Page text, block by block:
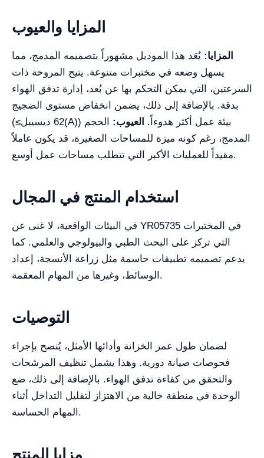
المزايا والعيوب
المزايا: يُعَد هذا الموديل مشهوراً بتصميمه المدمج، مما
يسهل وضعه في مختبرات متنوعة. يتيح المروحة ذات
السرعتين، التي يمكن التحكم بها عن بُعد، إدارة تدفق الهواء
بدقة. بالإضافة إلى ذلك، يضمن انخفاض مستوى الضجيج
(≤62 ديسيبل(A)) بيئة عمل أكثر هدوءاً. العيوب: الحجم
المدمج، رغم كونه ميزة للمساحات الصغيرة، قد يكون عاملاً
مقيداً للعمليات الأكبر التي تتطلب مساحات عمل أوسع.
استخدام المنتج في المجال
في البيئات الواقعية، لا غنى عن YR05735 في المختبرات
التي تركز على البحث الطبي والبيولوجي والعلمي. كما
يدعم تصميمه تطبيقات حاسمة مثل زراعة الأنسجة، إعداد
الوسائط، وغيرها من المهام المعقمة.
التوصيات
لضمان طول عمر الخزانة وأدائها الأمثل، يُنصح بإجراء
فحوصات صيانة دورية. وهذا يشمل تنظيف المرشحات
والتحقق من كفاءة تدفق الهواء. بالإضافة إلى ذلك، ضع
الوحدة في منطقة خالية من الاهتزاز لتقليل التداخل أثناء
المهام الحساسة.
مزايا المنتج